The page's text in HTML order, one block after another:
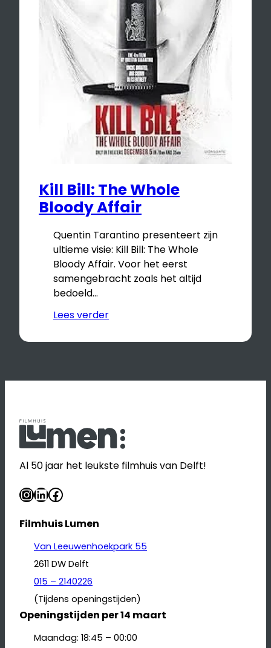
Kill Bill: The Whole
Bloody Affair
Quentin Tarantino presenteert zijn
ultieme visie: Kill Bill: The Whole
Bloody Affair. Voor het eerst
samengebracht zoals het altijd
bedoeld…
Lees verder
Al 50 jaar het leukste filmhuis van Delft!
InstagramLinkedIn Facebook
Filmhuis Lumen
Van Leeuwenhoekpark 55
2611 DW Delft
015 – 2140226
(Tijdens openingstijden)
Openingstijden per 14 maart
Maandag: 18:45 – 00:00